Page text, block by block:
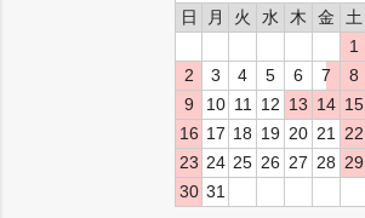
日
月 火 水 木 金
土
1
2
3 4 5 6 7
8
9
10 11 12 13 14 15
16 17 18 19 20 21 22
23 24 25 26 27 28 29
30 31